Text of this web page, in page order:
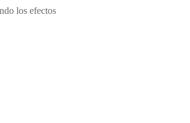
los efectos